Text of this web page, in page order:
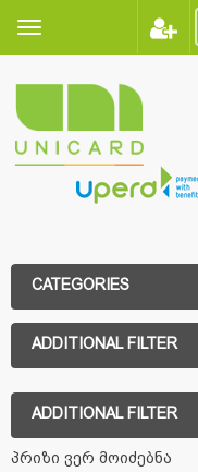
CATEGORIES
ADDITIONAL FILTER
ADDITIONAL FILTER
პრიზი ვერ მოიძებნა